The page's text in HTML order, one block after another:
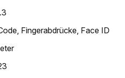
Fingerabdrücke, Face ID